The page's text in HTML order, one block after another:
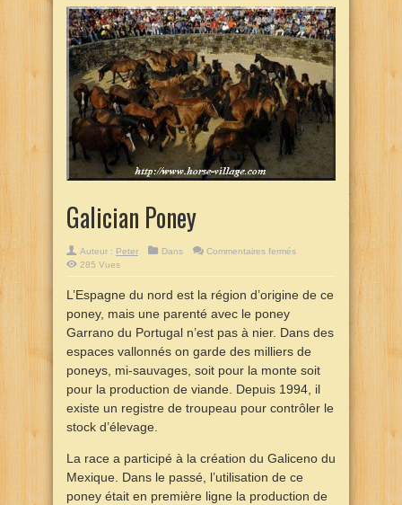
Galician Poney
Auteur : Peter Dans Commentaires ferméssur
285 Vues
L’Espagne du nord est la région d’origine de ce
poney, mais une parenté avec le poney
Garrano du Portugal n’est pas à nier. Dans des
espaces vallonnés on garde des milliers de
poneys, mi-sauvages, soit pour la monte soit
pour la production de viande. Depuis 1994, il
existe un registre de troupeau pour contrôler le
stock d’élevage.
La race a participé à la création du Galiceno du
Mexique. Dans le passé, l’utilisation de ce
poney était en première ligne la production de